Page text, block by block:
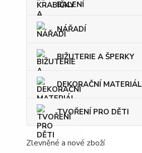
BALENÍ
NÁŘADÍ
BIŽUTERIE A ŠPERKY
DEKORAČNÍ MATERIÁL
TVOŘENÍ PRO DĚTI
Zlevněné a nové zboží